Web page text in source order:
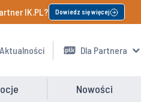
IK.PL? Dowiedz się więcej
Aktualności Dla Partnera
Nowości